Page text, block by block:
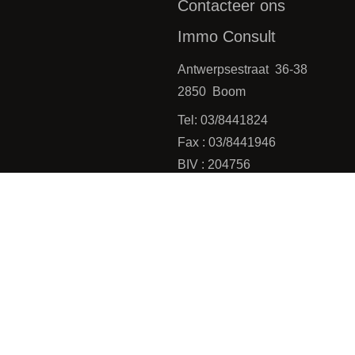
Contacteer ons
Immo Consult
Antwerpsestraat 36-38
2850 Boom
Tel: 03/8441824
Fax : 03/8441946
BIV : 204756